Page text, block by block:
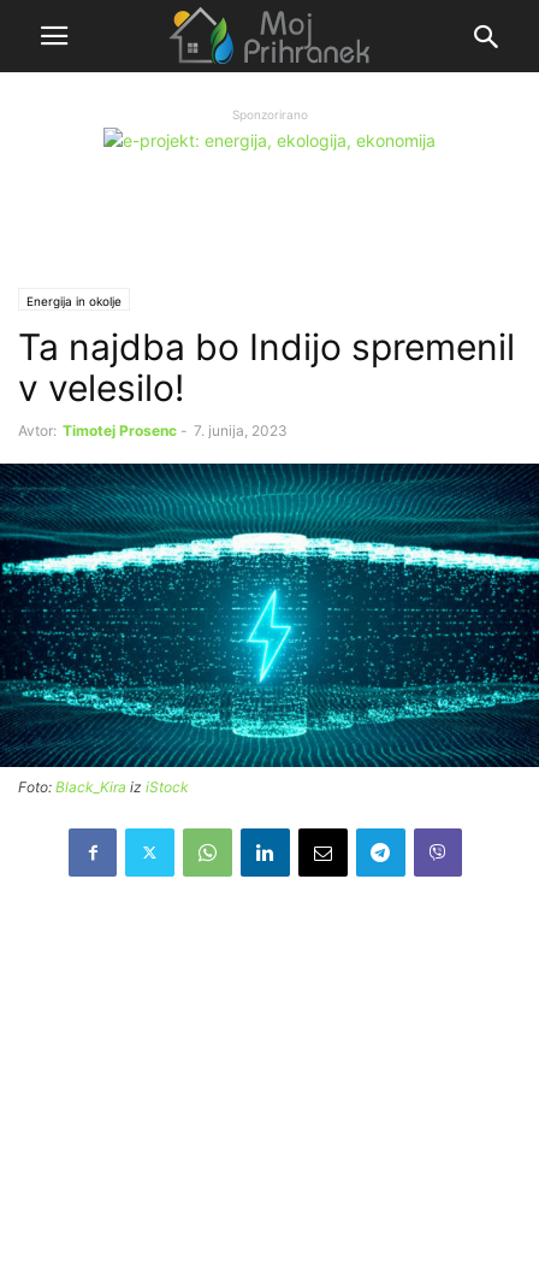
Sponzorirano
Energija in okolje
Ta najdba bo Indijo spremenil
v velesilo!
Avtor: Timotej Prosenc - 7. junija, 2023
Foto: Black_Kira iz iStock